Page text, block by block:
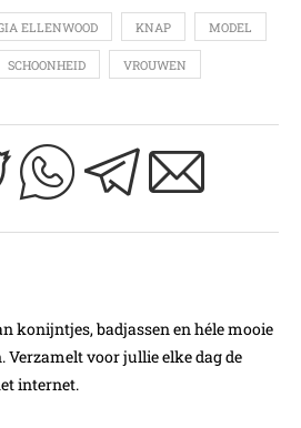
ELLENWOOD KNAP MODEL
SCHOONHEID VROUWEN
konijntjes, badjassen en héle mooie
Verzamelt voor jullie elke dag de
internet.